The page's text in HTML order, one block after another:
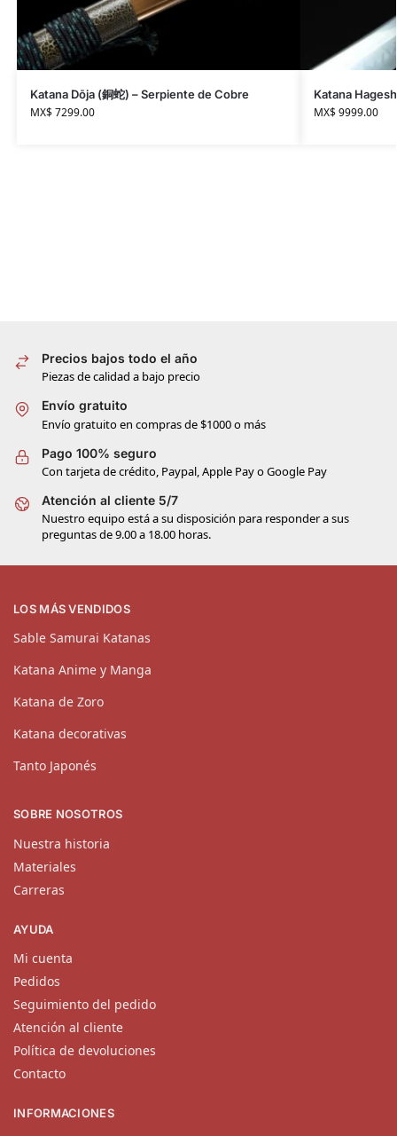
Katana Dōja (銅蛇) – Serpiente de Cobre
MX$7299.00
Katana
MX$9999.00
Precios bajos todo el año
Piezas de calidad a bajo precio
Envío gratuito
Envío gratuito en compras de $1000 o más
Pago 100% seguro
Con tarjeta de crédito, Paypal, Apple Pay o Google Pay
Atención al cliente 5/7
Nuestro equipo está a su disposición para responder a sus
preguntas de 9.00 a 18.00 horas.
LOS MÁS VENDIDOS
Sable Samurai Katanas
Katana Anime y Manga
Katana de Zoro
Katana decorativas
Tanto Japonés
SOBRE NOSOTROS
Nuestra historia
Materiales
Carreras
AYUDA
Mi cuenta
Pedidos
Seguimiento del pedido
Atención al cliente
Política de devoluciones
Contacto
INFORMACIONES